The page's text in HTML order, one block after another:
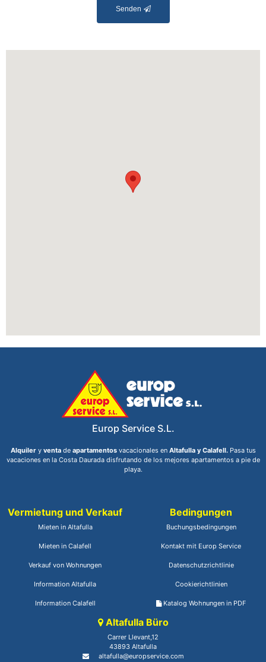
Senden
Europ Service S.L.
Alquilery ventade apartamentosvacacionales en Altafulla y Calafell. Pasa tus
vacaciones en la Costa Daurada disfrutando de los mejores apartamentos a pie de
playa.
Vermietung und Verkauf
Mieten in Altafulla
Mieten in Calafell
Verkauf von Wohnungen
Information Altafulla
Information Calafell
Bedingungen
Buchungsbedingungen
Kontakt mit Europ Service
Datenschutzrichtlinie
Cookierichtlinien
Katalog Wohnungen in PDF
Altafulla Büro
Carrer Llevant,12
43893 Altafulla
altafulla@europservice.com